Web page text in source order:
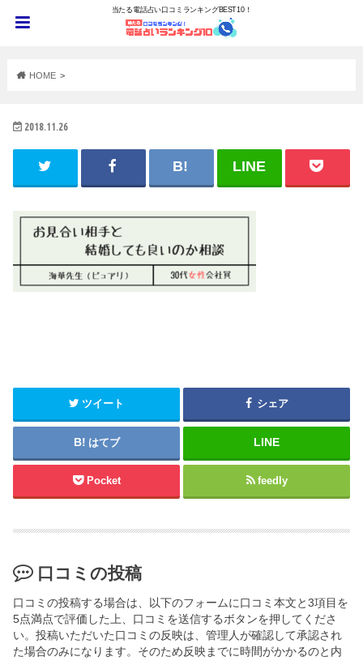
当たる電話占い口コミランキングBEST10！
HOME
2018.11.26
ツイート シェア
はてブ
Pocket feedly
口コミの投稿
口コミの投稿する場合は、以下のフォームに口コミ本文と3項目を
5点満点で評価した上、口コミを送信するボタンを押してくださ
い。投稿いただいた口コミの反映は、管理人が確認して承認され
た場合のみになります。そのため反映までに時間がかかるのと内